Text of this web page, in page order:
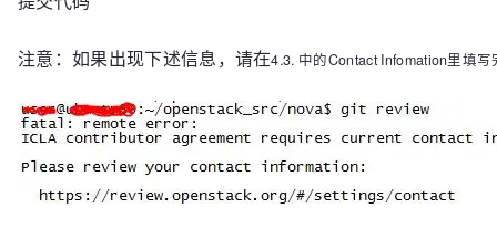
注意：如果出现下述信息，请在4.3. 中的Contact Infomation里填